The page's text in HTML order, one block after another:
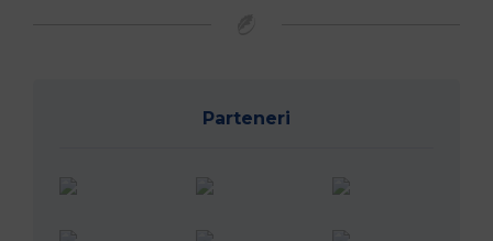
Parteneri